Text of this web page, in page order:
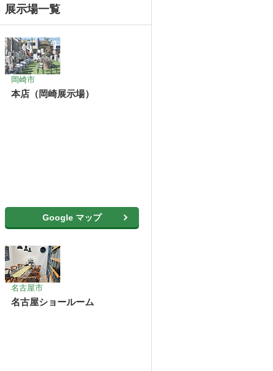
展示場一覧
岡崎市
本店（岡崎展示場）
Google マップ
名古屋市
名古屋ショールーム